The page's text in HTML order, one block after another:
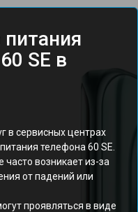
SE в
в сервисных центрах
телефона 60 SE.
возникает из-за
от падений или
проявляться в виде